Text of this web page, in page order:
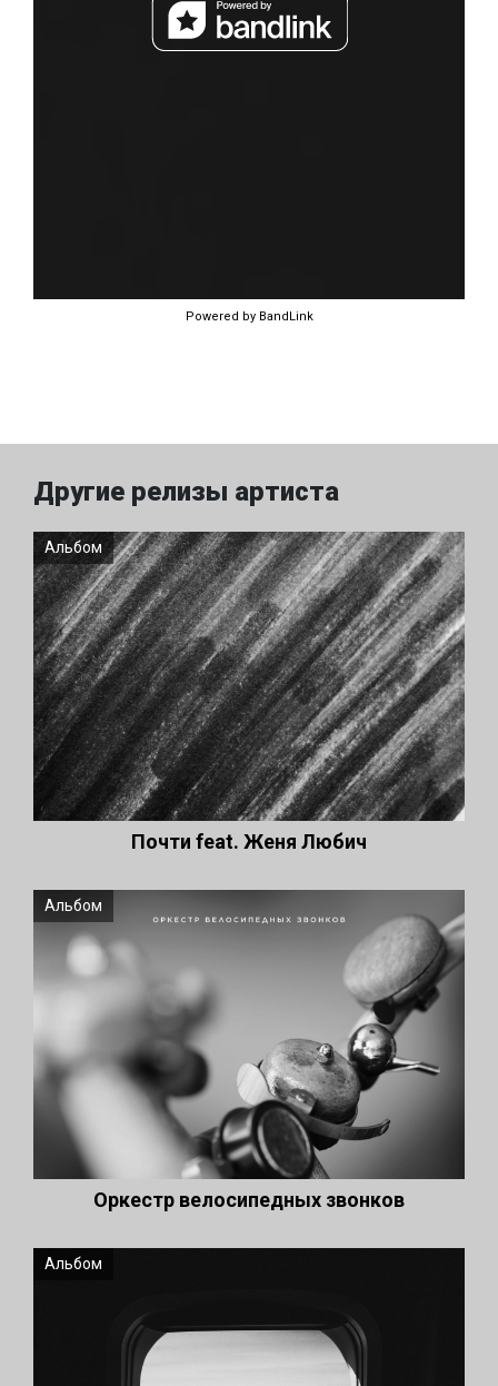
Powered by BandLink
Другие релизы артиста
Альбом
Почти feat. Женя Любич
Альбом
Оркестр велосипедных звонков
Альбом